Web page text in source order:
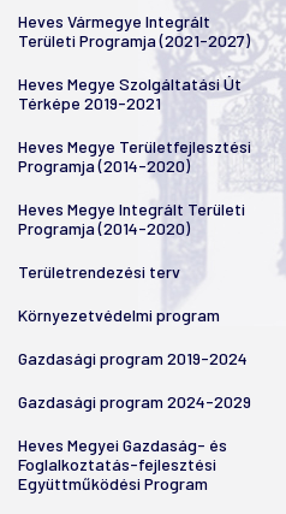
Heves Vármegye Integrált
Területi Programja (2021-2027)
Heves Megye Szolgáltatási Út
Térképe 2019-2021
Heves Megye Területfejlesztési
Programja (2014-2020)
Heves Megye Integrált Területi
Programja (2014-2020)
Területrendezési terv
Környezetvédelmi program
Gazdasági program 2019-2024
Gazdasági program 2024-2029
Heves Megyei Gazdaság- és
Foglalkoztatás-fejlesztési
Együttműködési Program